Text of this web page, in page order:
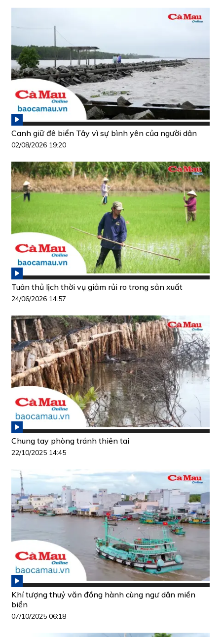
Canh giữ đê biển Tây vì sự bình yên của người dân
02/08/2026 19:20
Tuân thủ lịch thời vụ giảm rủi ro trong sản xuất
24/06/2026 14:57
Chung tay phòng tránh thiên tai
22/10/2025 14:45
Khí tượng thuỷ văn đồng hành cùng ngư dân miền
biển
07/10/2025 06:18